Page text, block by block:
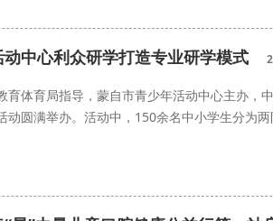
中心利众研学打造专业研学模式
育体育局指导，蒙自市青少年活动中心主办，
动圆满举办。活动中，150余名中小学生分为